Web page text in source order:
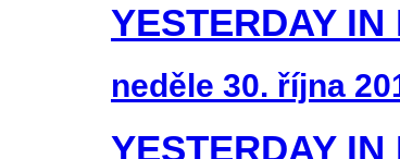
YESTERDAY IN
neděle 30. října
YESTERDAY IN